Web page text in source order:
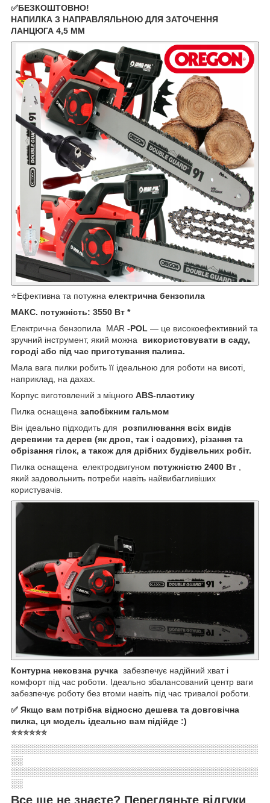
✅БЕЗКОШТОВНО!
НАПИЛКА З НАПРАВЛЯЛЬНОЮ ДЛЯ ЗАТОЧЕННЯ
ЛАНЦЮГА ​​4,5 ММ
⭐Ефективна та потужна електрична бензопила
МАКС. потужність: 3550 Вт *
Електрична бензопила
MAR -POL — це високоефективний та
зручний інструмент, який можна
використовувати в саду,
городі або під час приготування палива.
Мала вага пилки робить її ідеальною для роботи на висоті,
наприклад, на дахах.
Корпус виготовлений з міцного ABS-пластику
Пилка оснащена запобіжним гальмом
Він ідеально підходить для
розпилювання всіх видів
деревини та дерев (як дров, так і садових), різання та
обрізання гілок, а також для дрібних будівельних робіт.
Пилка оснащена електродвигуном потужністю 2400 Вт
який задовольнить потреби навіть найвибагливіших
користувачів.
Контурна нековзна ручка забезпечує надійний хват і
комфорт під час роботи. Ідеально збалансований центр ваги
забезпечує роботу без втоми навіть під час тривалої роботи.
✅ Якщо вам потрібна відносно дешева та довговічна
пилка, ця модель ідеально вам підійде :)
⭐⭐⭐⭐⭐⭐
░░░░░░░░░░░░░░░░░░░░░░░░░░░░░░░░░░░░░░░░░
░░
░░░░░░░░░░░░░░░░░░░░░░░░░░░░░░░░░░░░░░░░░
░░
Все ще не знаєте? Перегляньте відгуки